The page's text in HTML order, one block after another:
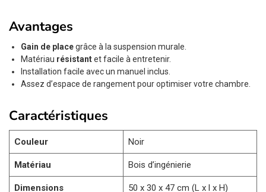
Avantages
Gain de placegrâce à la suspension murale.
Matériau résistantet facile à entretenir.
Installation facile avec un manuel inclus.
Assez d’espace de rangement pour optimiser votre chambre.
Caractéristiques
Couleur Noir
Matériau Bois d’ingénierie
Dimensions 50 x 30 x 47 cm (L x l x H)